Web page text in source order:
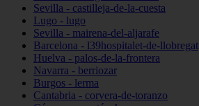
Sevilla - castilleja-de-la-cuesta
Lugo - lugo
Sevilla - mairena-del-aljarafe
Barcelona - l39hospitalet-de-llobregat
Huelva - palos-de-la-frontera
Navarra - berriozar
Burgos - lerma
Cantabria - corvera-de-toranzo